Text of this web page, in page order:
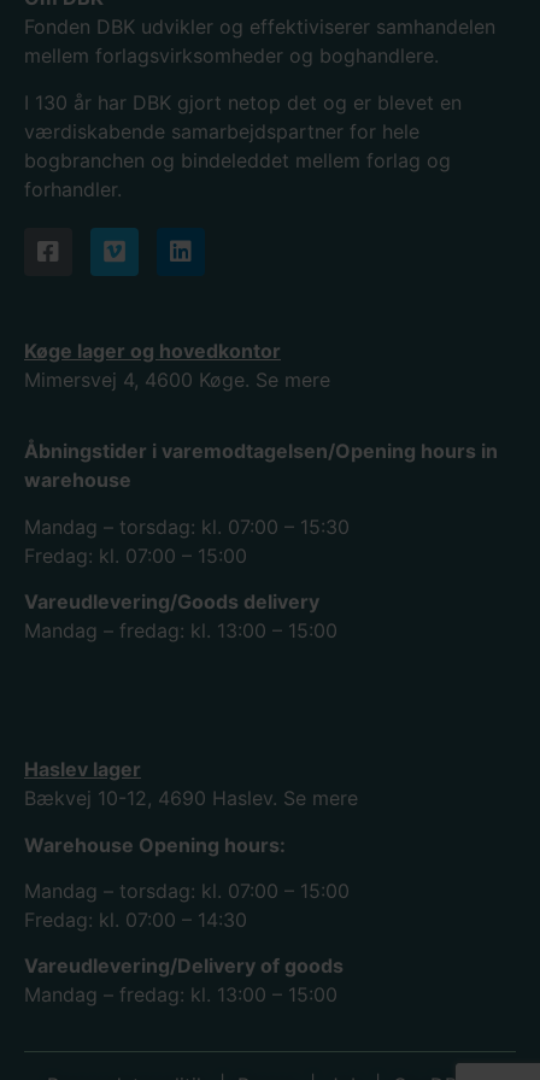
Fonden DBK udvikler og effektiviserer samhandelen
mellem forlagsvirksomheder og boghandlere.
I 130 år har DBK gjort netop det og er blevet en
værdiskabende samarbejdspartner for hele
bogbranchen og bindeleddet mellem forlag og
forhandler.
Køge lager og hovedkontor
Mimersvej 4, 4600 Køge. Se mere
Åbningstider i varemodtagelsen/Opening hours in
warehouse
Mandag – torsdag: kl. 07:00 – 15:30
Fredag: kl. 07:00 – 15:00
Vareudlevering/Goods delivery
Mandag – fredag: kl. 13:00 – 15:00
Haslev lager
Bækvej 10-12, 4690 Haslev. Se mere
Warehouse Opening hours:
Mandag – torsdag: kl. 07:00 – 15:00
Fredag: kl. 07:00 – 14:30
Vareudlevering/Delivery of goods
Mandag – fredag: kl. 13:00 – 15:00